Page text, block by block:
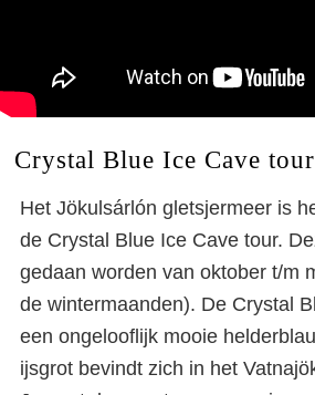
Crystal Blue Ice Cave tour
Het Jökulsárlón gletsjermeer is
de Crystal Blue Ice Cave tour.
gedaan worden van oktober t/m
de wintermaanden). De Crystal
een ongelooflijk mooie
ijsgrot bevindt zich in het